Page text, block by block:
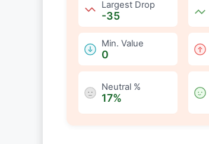
Largest Drop
:
-35
Min. Value
:
0
Neutral %
:
17%